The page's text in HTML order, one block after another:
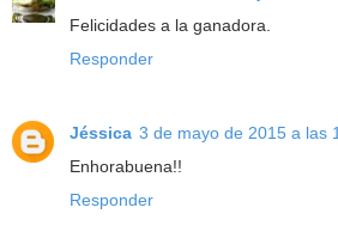
Felicidades a la ganadora.
Responder
Jéssica 3 de mayo de 2015 a las
Enhorabuena!!
Responder